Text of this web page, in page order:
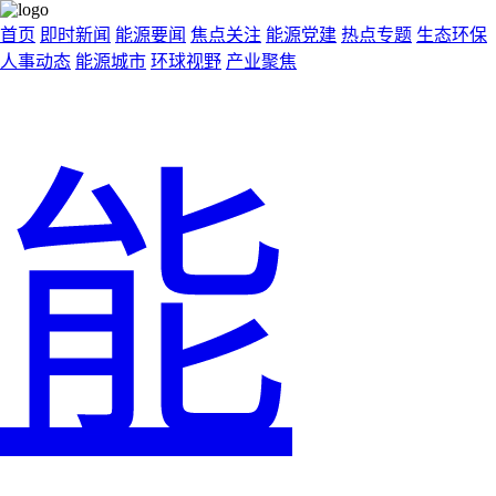
首页 即时新闻 能源要闻 焦点关注 能源党建 热点专题 生态环保
人事动态 能源城市 环球视野 产业聚焦
能